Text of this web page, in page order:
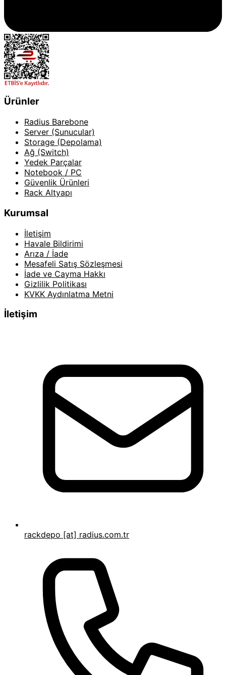
Ürünler
Radius Barebone
Server (Sunucular)
Storage (Depolama)
Ağ (Switch)
Yedek Parçalar
Notebook / PC
Güvenlik Ürünleri
Rack Altyapı
Kurumsal
İletişim
Havale Bildirimi
Arıza / İade
Mesafeli Satış Sözleşmesi
İade ve Cayma Hakkı
Gizlilik Politikası
KVKK Aydınlatma Metni
İletişim
rackdepo [at] radius.com.tr